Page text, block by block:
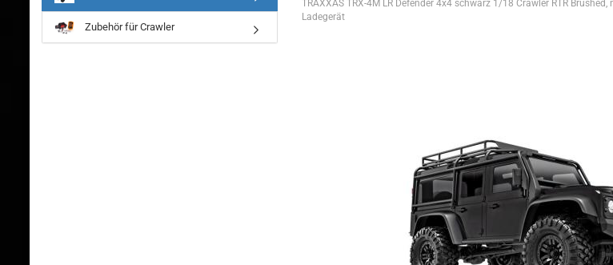
TRAXXAS TRX-4M LR Defender 4x4 schwarz 1/18 Crawler RTR Brushed,
Ladegerät
Zubehör für Crawler